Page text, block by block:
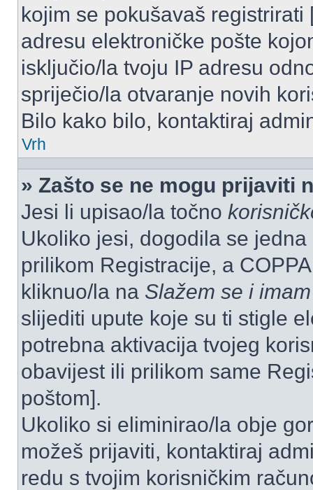
kojim se pokušavaš
adresu elektroničke pošte
isključio/la tvoju IP adresu
spriječio/la otvaranje novih
Bilo kako bilo, kontaktiraj
Vrh
» Zašto se ne mogu prijaviti
Jesi li upisao/la točno
Ukoliko jesi, dogodila se
prilikom Registracije, a
kliknuo/la na Slažem se i
slijediti upute koje su ti stigle
potrebna aktivacija tvojeg
obavijest ili prilikom same
poštom].
Ukoliko si eliminirao/la obje
možeš prijaviti, kontaktiraj
redu s tvojim korisničkim